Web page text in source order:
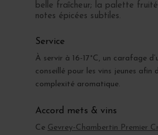
belle fraîcheur; la palette
notes épicées subtiles.
Service
À servir à 16-17°C, un carafage
conseillé pour les vins jeunes afin
complexité aromatique.
Accord mets & vins
Ce Gevrey-Chambertin Premier